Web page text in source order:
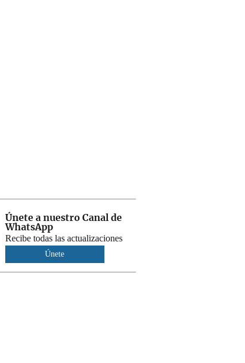
Únete a nuestro Canal de
WhatsApp
Recibe todas las actualizaciones
Únete